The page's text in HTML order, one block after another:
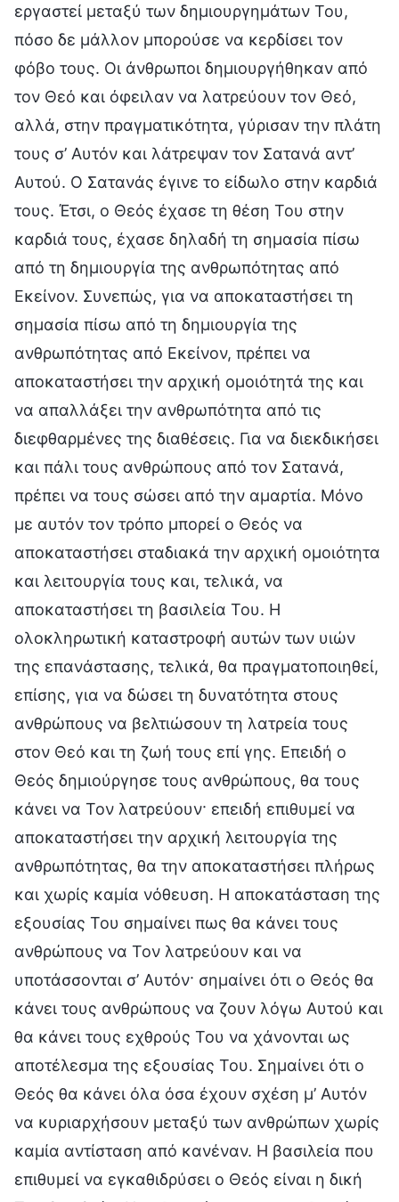
εργαστεί μεταξύ των δημιουργημάτων Του,
πόσο δε μάλλον μπορούσε να κερδίσει τον
φόβο τους. Οι άνθρωποι δημιουργήθηκαν από
τον Θεό και όφειλαν να λατρεύουν τον Θεό,
αλλά, στην πραγματικότητα, γύρισαν την πλάτη
τους σ’ Αυτόν και λάτρεψαν τον Σατανά αντ’
Αυτού. Ο Σατανάς έγινε το είδωλο στην καρδιά
τους. Έτσι, ο Θεός έχασε τη θέση Του στην
καρδιά τους, έχασε δηλαδή τη σημασία πίσω
από τη δημιουργία της ανθρωπότητας από
Εκείνον. Συνεπώς, για να αποκαταστήσει τη
σημασία πίσω από τη δημιουργία της
ανθρωπότητας από Εκείνον, πρέπει να
αποκαταστήσει την αρχική ομοιότητά της και
να απαλλάξει την ανθρωπότητα από τις
διεφθαρμένες της διαθέσεις. Για να διεκδικήσει
και πάλι τους ανθρώπους από τον Σατανά,
πρέπει να τους σώσει από την αμαρτία. Μόνο
με αυτόν τον τρόπο μπορεί ο Θεός να
αποκαταστήσει σταδιακά την αρχική ομοιότητα
και λειτουργία τους και, τελικά, να
αποκαταστήσει τη βασιλεία Του. Η
ολοκληρωτική καταστροφή αυτών των υιών
της επανάστασης, τελικά, θα πραγματοποιηθεί,
επίσης, για να δώσει τη δυνατότητα στους
ανθρώπους να βελτιώσουν τη λατρεία τους
στον Θεό και τη ζωή τους επί γης. Επειδή ο
Θεός δημιούργησε τους ανθρώπους, θα τους
κάνει να Τον λατρεύουν· επειδή επιθυμεί να
αποκαταστήσει την αρχική λειτουργία της
ανθρωπότητας, θα την αποκαταστήσει πλήρως
και χωρίς καμία νόθευση. Η αποκατάσταση της
εξουσίας Του σημαίνει πως θα κάνει τους
ανθρώπους να Τον λατρεύουν και να
υποτάσσονται σ’ Αυτόν· σημαίνει ότι ο Θεός θα
κάνει τους ανθρώπους να ζουν λόγω Αυτού και
θα κάνει τους εχθρούς Του να χάνονται ως
αποτέλεσμα της εξουσίας Του. Σημαίνει ότι ο
Θεός θα κάνει όλα όσα έχουν σχέση μ’ Αυτόν
να κυριαρχήσουν μεταξύ των ανθρώπων χωρίς
καμία αντίσταση από κανέναν. Η βασιλεία που
επιθυμεί να εγκαθιδρύσει ο Θεός είναι η δική